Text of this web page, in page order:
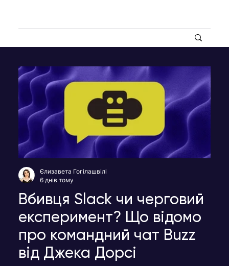
Вбивця Slack чи черговий
експеримент? Що відомо
про командний чат Buzz
від Джека Дорсі
Єлизавета Гогілашвілі
6 днів тому